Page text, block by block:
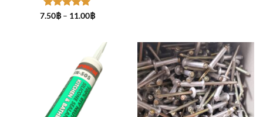
ให้คะแนน
7.50฿ – 11.00฿Price
11.00฿